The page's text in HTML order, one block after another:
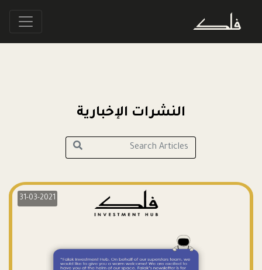
النشرات الإخبارية
31-03-2021